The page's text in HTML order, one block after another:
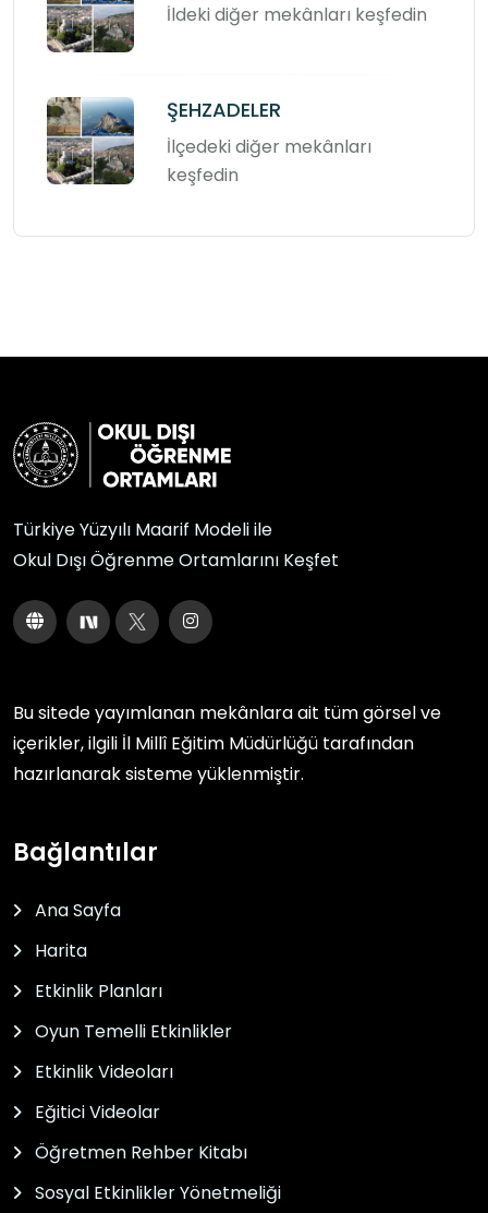
İldeki diğer mekânları keşfedin
ŞEHZADELER
İlçedeki diğer mekânları
keşfedin
Türkiye Yüzyılı Maarif Modeli ile
Okul Dışı Öğrenme Ortamlarını Keşfet
Bu sitede yayımlanan mekânlara ait tüm görsel ve
içerikler, ilgili İl Millî Eğitim Müdürlüğü tarafından
hazırlanarak sisteme yüklenmiştir.
Bağlantılar
Ana Sayfa
Harita
Etkinlik Planları
Oyun Temelli Etkinlikler
Etkinlik Videoları
Eğitici Videolar
Öğretmen Rehber Kitabı
Sosyal Etkinlikler Yönetmeliği